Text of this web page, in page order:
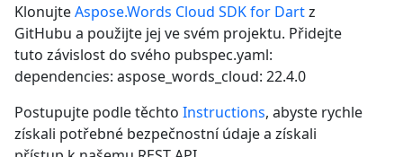
KlonujteAspose.Words Cloud SDK for Dartz
GitHubu a použijte jej ve svém projektu. Přidejte
tuto závislost do svého pubspec.yaml:
dependencies: aspose_words_cloud: 22.4.0
Postupujte podle těchto Instructions, abyste rychle
získali potřebné bezpečnostní údaje a získali